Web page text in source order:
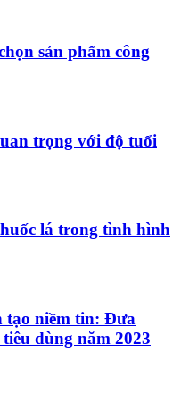
sản phẩm công
trọng với độ tuổi
lá trong tình hình
tạo niềm tin: Đưa
dùng năm 2023